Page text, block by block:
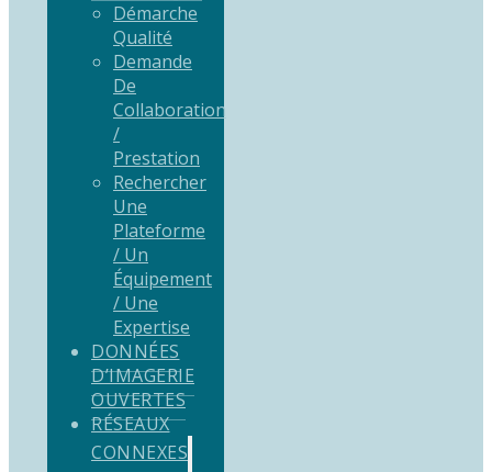
Démarche
Qualité
Demande
De
Collaboration
/
Prestation
Rechercher
Une
Plateforme
/ Un
Équipement
/ Une
Expertise
DONNÉES
D’IMAGERIE
OUVERTES
RÉSEAUX
CONNEXES